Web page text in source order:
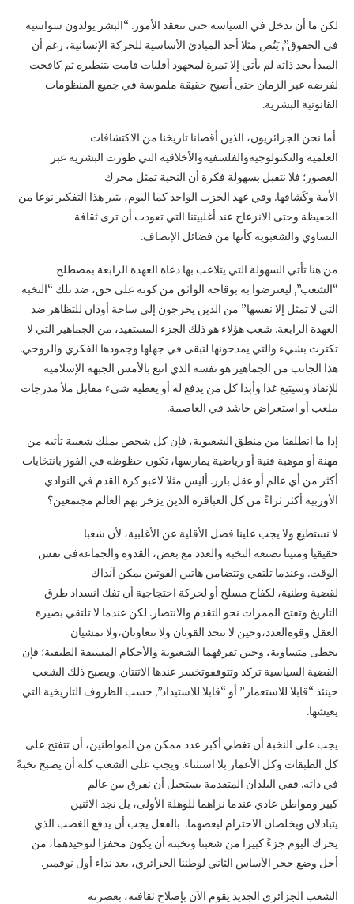
لكن ما أن ندخل في السياسة حتى تتعقد الأمور. “البشر يولدون سواسية
في الحقوق”, يَنُص مثلا أحد المبادئ الأساسية للحركة الإنسانية، رغم أن
المبدأ بحد ذاته لم يأتي إلا ثمرة لمجهود أقليات قامت بتنظيره ثم كافحت
لفرضه عبر الزمان حتى أصبح حقيقة ملموسة في جميع المنظومات
القانونية البشرية.
أما نحن الجزائريون، الذين أقصانا تاريخنا من الاكتشافات
العلمية والتكنولوجيةوالفلسفيةوالأخلاقية التي طورت البشرية عبر
العصور؛ فلا نتقبل بسهولة فكرة أن النخبة تمثل محرك
الأمة وكَشافها. وفي عهد الحزب الواحد كما اليوم، يثير هذا التفكير نوعا من
الحفيظة وحتى الانزعاج عند أغلبيتنا التي تعودت أن ترى ثقافة
التساوي والشعبوية كأنها من فضائل الإنصاف.
من هنا تأتي السهولة التي يتلاعب بها دعاة العهدة الرابعة بمصطلح
“الشعب”, ليعترضوا به بوقاحة الواثق من كونه على حق، ضد تلك “النخبة
التي لا تمثل إلا نفسها” من الذين يخرجون إلى ساحة أودان للتظاهر ضد
العهدة الرابعة. شعب هؤلاء هو ذلك الجزء المستفيد، من الجماهير التي لا
تكترث بشيء والتي يمدحونها لتبقى في جهلها وجمودها الفكري والروحي.
هذا الجانب من الجماهير هو نفسه الذي اتبع بالأمس الجبهة الإسلامية
للإنقاذ وسيتبع غدا وأبدا كل من يدفع له أو يعطيه شيء مقابل ملأ مدرجات
ملعب أو استعراض حاشد في العاصمة.
إذا ما انطلقنا من منطق الشعبوية، فإن كل شخص يملك شعبية تأتيه من
مهنة أو موهبة فنية أو رياضية يمارسها، تكون حظوظه في الفوز بانتخابات
أكثر من أي عالم أو عقل بارز. أليس مثلا لاعبو كرة القدم في النوادي
الأوربية أكثر ثراءً من كل العباقرة الذين يزخر بهم العالم مجتمعين؟
لا نستطيع ولا يجب علينا فصل الأقلية عن الأغلبية، لأن شعبا
حقيقيا ومتينا تصنعه النخبة والعدد مع بعض، القدوة والجماعةفي نفس
الوقت. وعندما تلتقي وتتضامن هاتين القوتين يمكن آنذاك
لقضية وطنية، لكفاح مسلح أو لحركة احتجاجية أن تفك انسداد طرق
التاريخ وتفتح الممرات نحو التقدم والانتصار. لكن عندما لا تلتقي بصيرة
العقل وقوةالعدد،وحين لا تتحد القوتان ولا تتعاونان،ولا تمشيان
بخطى متساوية، وحين تفرقهما الشعبوية والأحكام المسبقة الطبقية؛ فإن
القضية السياسية تركد وتتوقفوتخسر عندها الاثنتان. ويصبح ذلك الشعب
حينئذ “قابلا للاستعمار” أو “قابلا للاستبداد”, حسب الظروف التاريخية التي
يعيشها.
يجب على النخبة أن تغطي أكبر عدد ممكن من المواطنين، أن تتفتح على
كل الطبقات وكل الأعمار بلا استثناء. ويجب على الشعب كله أن يصبح نخبةً
في ذاته. ففي البلدان المتقدمة يستحيل أن نفرق بين عالم
كبير ومواطن عادي عندما نراهما للوهلة الأولى، بل نجد الاثنين
يتبادلان ويخلصان الاحترام لبعضهما. بالفعل يجب أن يدفع الغضب الذي
يحرك اليوم جزءً كبيرا من شعبنا ونخبته أن يكون محفزا لتوحيدهما، من
أجل وضع حجر الأساس الثاني لوطننا الجزائري، بعد نداء أول نوفمبر.
الشعب الجزائري الجديد يقوم الآن بإصلاح ثقافته، بعصرنة